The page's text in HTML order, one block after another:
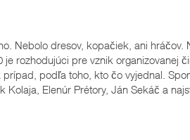
Nebolo dresov, kopačiek, ani
rozhodujúci pre vznik organizovanej
podľa toho, kto čo vyjednal.
Elenúr Prétory, Ján Sekáč a